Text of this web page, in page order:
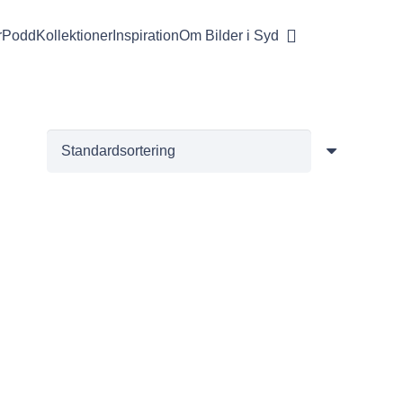
Podd Kollektioner InspirationOm Bilder i Syd